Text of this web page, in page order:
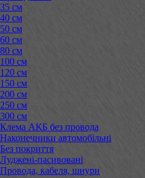
35 см
40 см
50 см
60 см
80 см
100 см
120 см
150 см
200 см
250 см
300 см
Клема АКБ без провода
Наконечники автомобільні
Без покриття
Луджені-пасивовані
Провода, кабеля, шнури